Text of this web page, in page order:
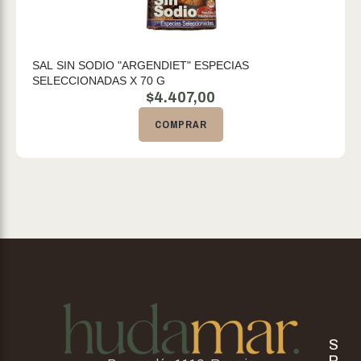
SAL SIN SODIO "ARGENDIET" ESPECIAS
SELECCIONADAS X 70 G
$4.407,00
COMPRAR
S